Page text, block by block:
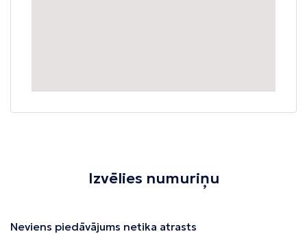
Izvēlies numuriņu
Neviens piedāvājums netika atrasts